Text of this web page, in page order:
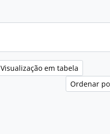
Visualização em tabela
Ordenar